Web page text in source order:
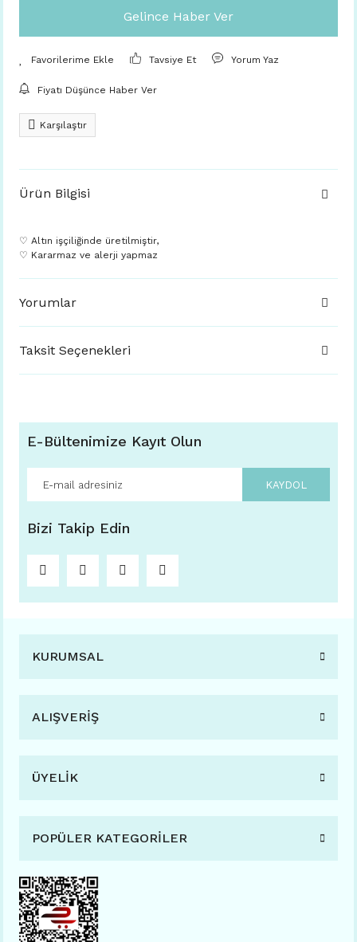
Gelince Haber Ver
Tavsiye Et Yorum Yaz
Fiyatı Düşünce Haber Ver
Karşılaştır
Ürün Bilgisi
♡ Altın işçiliğinde üretilmiştir,
♡ Kararmaz ve alerji yapmaz
Yorumlar
Taksit Seçenekleri
E-Bültenimize Kayıt Olun
KAYDOL
Bizi Takip Edin
KURUMSAL
ALIŞVERİŞ
ÜYELİK
POPÜLER KATEGORİLER